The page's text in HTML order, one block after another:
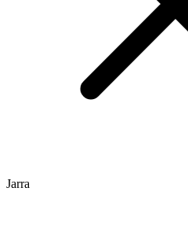
Jarra